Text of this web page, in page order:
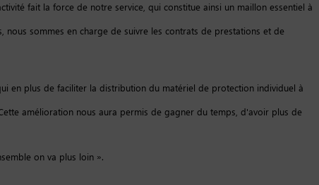
fait la force de notre service, qui constitue ainsi un maillon essentiel à
sommes en charge de suivre les contrats de prestations et de
en plus de faciliter la distribution du matériel de protection individuel à
amélioration nous aura permis de gagner du temps, d'avoir plus de
on va plus loin ».